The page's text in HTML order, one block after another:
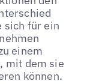
sich für ein
einem
mit dem sie
können.